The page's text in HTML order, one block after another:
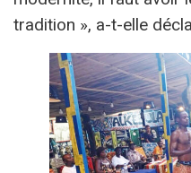
tradition », a-t-elle